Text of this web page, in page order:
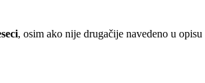
, osim ako nije drugačije navedeno u